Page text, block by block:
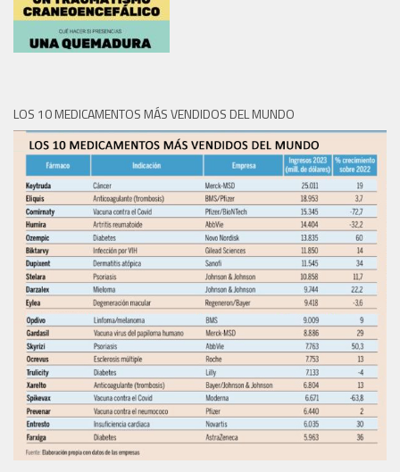
LOS 10 MEDICAMENTOS MÁS VENDIDOS DEL MUNDO